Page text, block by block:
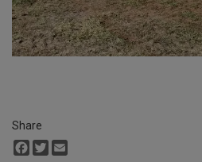
Share
Facebook
Twitter